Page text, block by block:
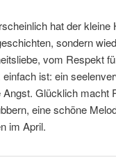
hat der
sondern
vom Respekt
einfach ist: ein
Angst. Glücklich macht
eine schöne
im April.